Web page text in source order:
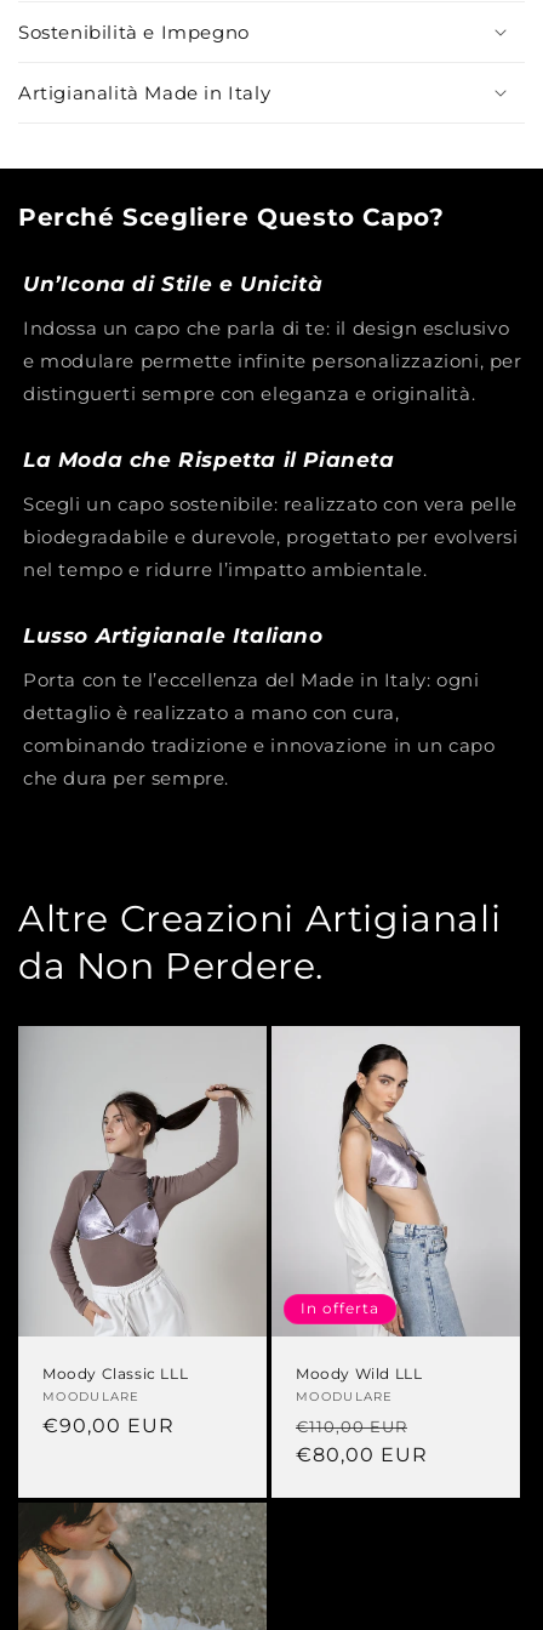
n
t
c
m
r
m
l
e
Sostenibilità e Impegno
Artigianalità Made in Italy
Perché Scegliere Questo Capo?
Un’Icona di Stile e Unicità
Indossa un capo che parla di te: il design esclusivo
e modulare permette infinite personalizzazioni, per
distinguerti sempre con eleganza e originalità.
La Moda che Rispetta il Pianeta
Scegli un capo sostenibile: realizzato con vera pelle
biodegradabile e durevole, progettato per evolversi
nel tempo e ridurre l’impatto ambientale.
Lusso Artigianale Italiano
Porta con te l’eccellenza del Made in Italy: ogni
dettaglio è realizzato a mano con cura,
combinando tradizione e innovazione in un capo
che dura per sempre.
Altre Creazioni Artigianali
da Non Perdere.
Moody Classic LLL
Produttore:
MOODULARE
Prezzo
€90,00 EUR
In offerta
Moody Wild LLL
Produttore:
MOODULARE
Prezzo
di
€110,00 EUR
scontato
€80,00 EUR